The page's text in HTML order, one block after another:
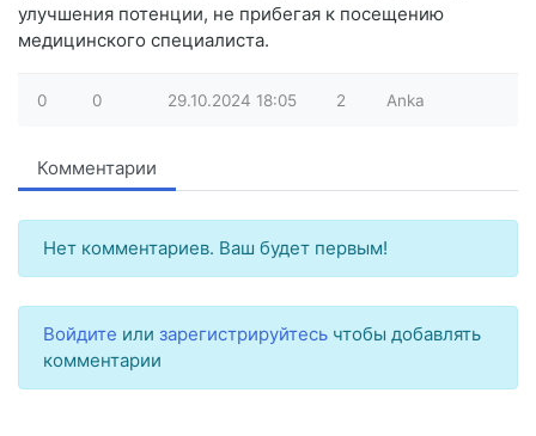
улучшения потенции, не прибегая к посещению
медицинского специалиста.
0 0 29.10.2024 18:05 2 Anka
Комментарии
Нет комментариев. Ваш будет первым!
Войдите или зарегистрируйтесь чтобы добавлять
комментарии